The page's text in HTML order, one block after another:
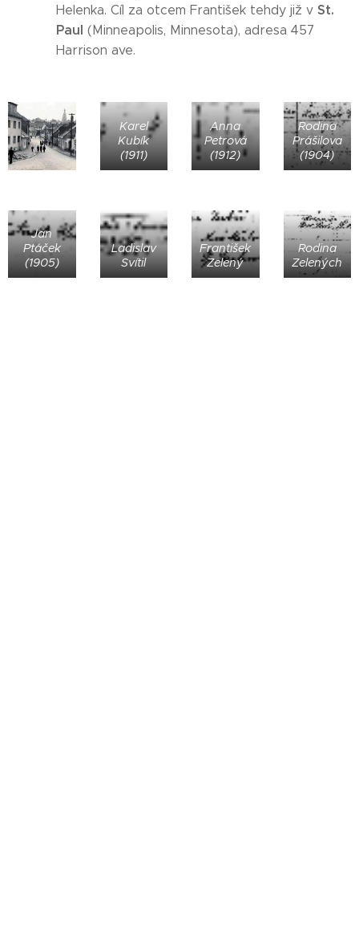
Helenka. Cíl za otcem František tehdy již v St.
Paul (Minneapolis, Minnesota), adresa 457
Harrison ave.
Karel
Kubík
(1911)
Anna
Petrová
(1912)
Rodina
Prášilova
(1904)
Jan
Ptáček
(1905)
Ladislav
Svítil
František
Zelený
Rodina
Zelených